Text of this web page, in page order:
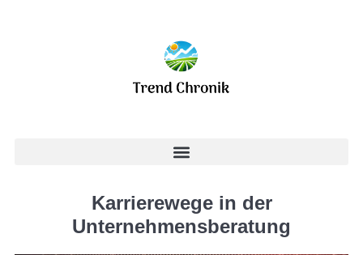
Karrierewege in der
Unternehmensberatung